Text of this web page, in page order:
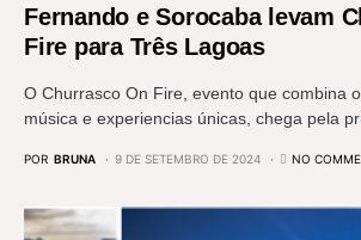
Fernando e Sorocaba levam
Fire para Três Lagoas
O Churrasco On Fire, evento que combina
música e experiencias únicas, chega pela
POR BRUNA 9 DE SETEMBRO DE 2024 NO